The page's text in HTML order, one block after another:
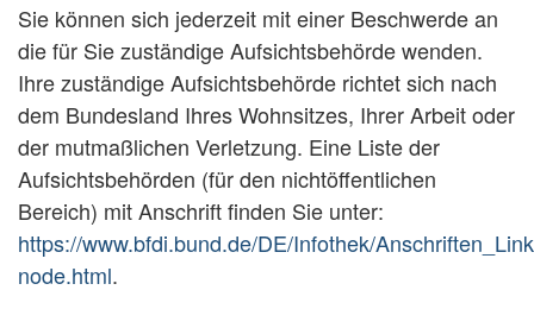
Sie können sich jederzeit mit einer Beschwerde an
die für Sie zuständige Aufsichtsbehörde wenden.
Ihre zuständige Aufsichtsbehörde richtet sich nach
dem Bundesland Ihres Wohnsitzes, Ihrer Arbeit oder
der mutmaßlichen Verletzung. Eine Liste der
Aufsichtsbehörden (für den nichtöffentlichen
Bereich) mit Anschrift finden Sie unter:
https://www.bfdi.bund.de/DE/Infothek/
node.html.